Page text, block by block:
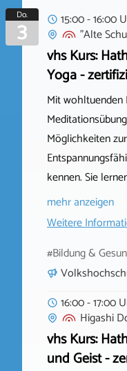
Do.
3
15:00 - 16:00
"Alte
vhs Kurs:
Yoga -
Mit wohltuenden
Möglichkeiten
kennen. Sie
mehr anzeigen
Weitere
#Bildung &
16:00 - 17:00
Higashi
vhs Kurs:
und Geist -